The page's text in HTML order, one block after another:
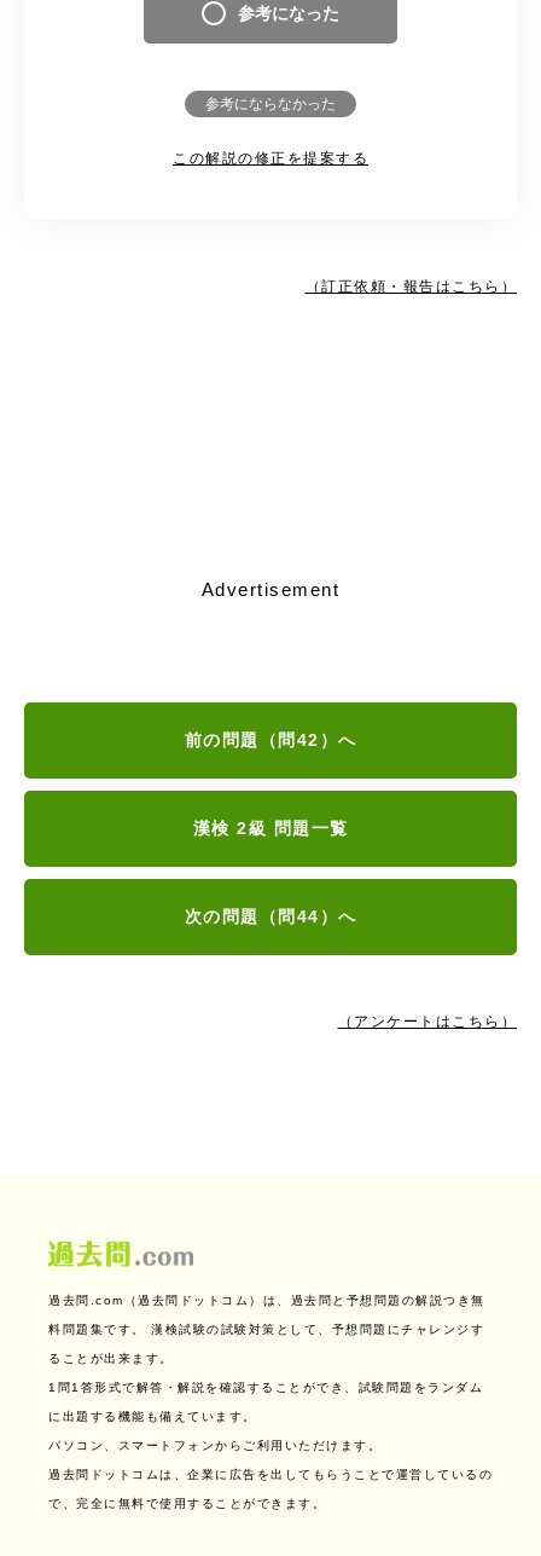
参考になった
参考にならなかった
この解説の修正を提案する
（訂正依頼・報告はこちら）
Advertisement
前の問題（問42）へ
漢検 2級 問題一覧
次の問題（問44）へ
（アンケートはこちら）
過去問.com（過去問ドットコム）は、過去問と予想問題の解説つき無
料問題集です。 漢検試験の試験対策として、予想問題にチャレンジす
ることが出来ます。
1問1答形式で解答・解説を確認することができ、試験問題をランダム
に出題する機能も備えています。
パソコン、スマートフォンからご利用いただけます。
過去問ドットコムは、企業に広告を出してもらうことで運営しているの
で、完全に無料で使用することができます。